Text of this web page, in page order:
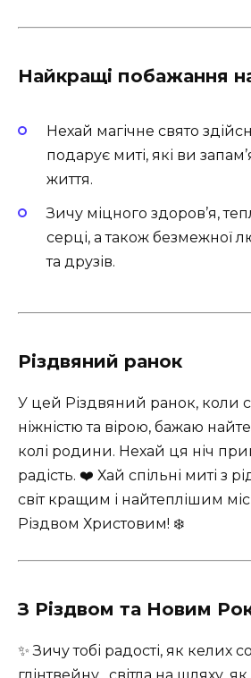
Найкращі побажання
Нехай магічне свято
подарує миті, які ви
життя.
Зичу міцного здоров’я,
серці, а також безмежної
та друзів.
Різдвяний ранок
У цей Різдвяний ранок, коли
ніжністю та вірою, бажаю
колі родини. Нехай ця ніч
радість. ❤️ Хай спільні миті з
світ кращим і найтеплішим
Різдвом Христовим! ❄️
З Різдвом та Новим
✨ Зичу тобі радості, як келих